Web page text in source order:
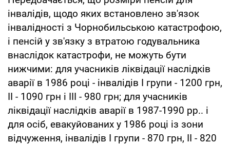
інвалідів, щодо яких встановлено зв'язок
інвалідності з Чорнобильською катастрофою,
і пенсій у зв'язку з втратою годувальника
внаслідок катастрофи, не можуть бути
нижчими: для учасників ліквідації наслідків
аварії в 1986 році - інвалідів I групи - 1200 грн,
II - 1090 грн і III - 980 грн; для учасників
ліквідації наслідків аварії в 1987-1990 рр.. і
для осіб, евакуйованих у 1986 році із зони
відчуження, інвалідів I групи - 870 грн, II - 820